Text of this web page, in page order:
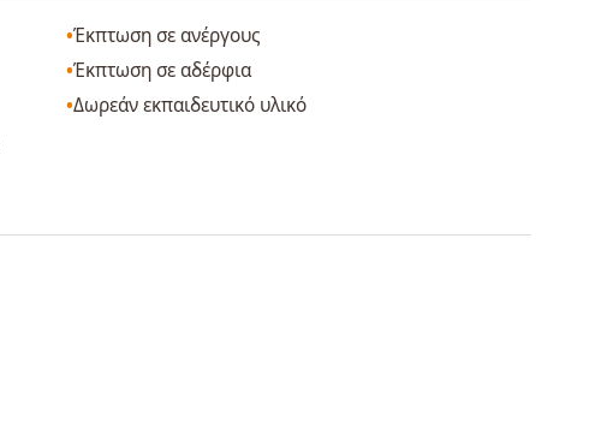
Έκπτωση σε ανέργους
Έκπτωση σε αδέρφια
Δωρεάν εκπαιδευτικό υλικό